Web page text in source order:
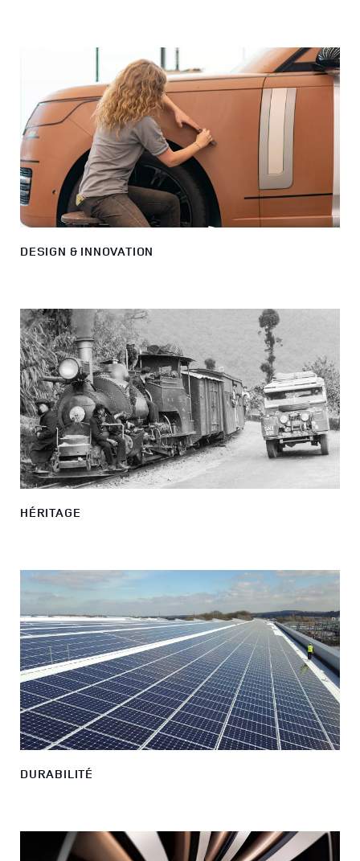
DESIGN & INNOVATION
HÉRITAGE
DURABILITÉ